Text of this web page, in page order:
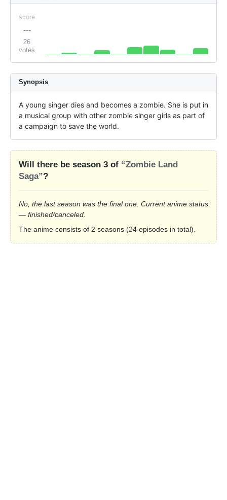
score
---
26
votes
Synopsis
A young singer dies and becomes a zombie. She is put in
a musical group with other zombie singer girls as part of
a campaign to save the world.
Will there be season 3 of “Zombie Land
Saga”?
No, the last season was the final one. Current anime status
— finished/canceled.
The anime consists of 2 seasons (24 episodes in total).